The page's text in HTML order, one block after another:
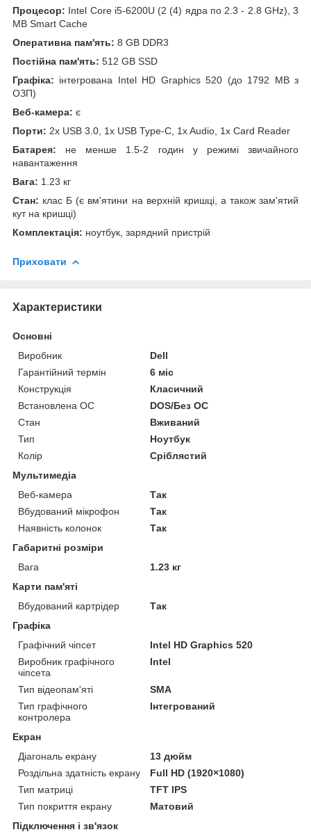
Процесор: Intel Core i5-6200U (2 (4) ядра по 2.3 - 2.8 GHz), 3
MB Smart Cache
Оперативна пам'ять: 8 GB DDR3
Постійна пам'ять: 512 GB SSD
Графіка: інтегрована Intel HD Graphics 520 (до 1792 MB з
ОЗП)
Веб-камера: є
Порти: 2x USB 3.0, 1x USB Type-C, 1x Audio, 1x Card Reader
Батарея: не менше 1.5-2 годин у режимі звичайного
навантаження
Вага: 1.23 кг
Стан: клас Б (є вм'ятини на верхній кришці, а також зам'ятий
кут на кришці)
Комплектація: ноутбук, зарядний пристрій
Приховати
Характеристики
Основні
Виробник
Dell
Гарантійний термін
6 міс
Конструкція
Класичний
Встановлена ОС
DOS/Без ОС
Стан
Вживаний
Тип
Ноутбук
Колір
Сріблястий
Мультимедіа
Веб-камера
Так
Вбудований мікрофон
Так
Наявність колонок
Так
Габаритні розміри
Вага
1.23 кг
Карти пам'яті
Вбудований картрідер
Так
Графіка
Графічний чіпсет
Intel HD Graphics 520
Виробник графічного
чіпсета
Intel
Тип відеопам'яті
SMA
Тип графічного
контролера
Інтегрований
Екран
Діагональ екрану
13 дюйм
Роздільна здатність екрану
Full HD (1920×1080)
Тип матриці
TFT IPS
Тип покриття екрану
Матовий
Підключення і зв'язок